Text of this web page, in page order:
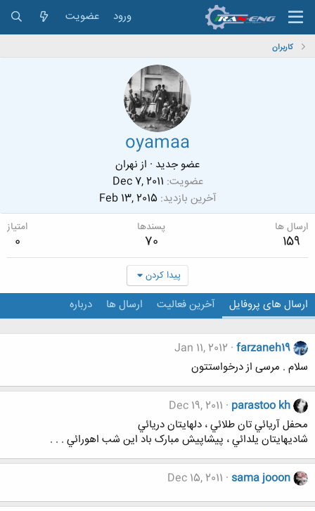
ورود عضویت
کاربران
oyamaa
عضو جدید · از نهران
عضویت Dec 7, 2011
آخرین بازدید Feb 13, 2015
ارسال ها
159
پسندها
70
امتیاز
0
پیدا کردن
ارسال های پروفایل آخرین فعالیت ارسال ها درباره
farzaneh19
Jan 11, 2012
سلام . مرسی از درخواستتون
parastoo kh
Dec 19, 2011
محفل آريائي تان طلائي ، دلهايتان دريائي
شاديهايتان يلدائي ، پيشاپيش مبارک باد اين شب اهورائي . . .
sama jooon
Dec 15, 2011